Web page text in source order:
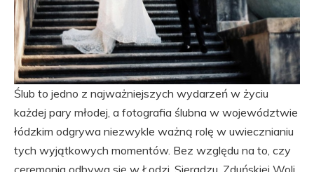
Ślub to jedno z najważniejszych wydarzeń w życiu
każdej pary młodej, a fotografia ślubna w województwie
łódzkim odgrywa niezwykle ważną rolę w uwiecznianiu
tych wyjątkowych momentów. Bez względu na to, czy